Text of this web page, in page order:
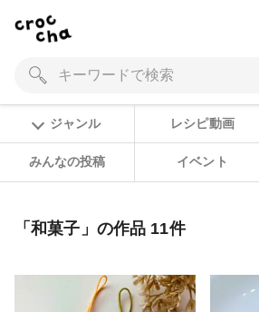
ジャンル レシピ動画
みんなの投稿 イベント
「和菓子」の作品 11件